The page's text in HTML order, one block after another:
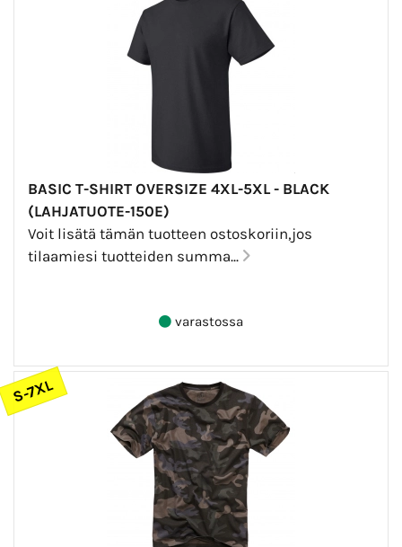
BASIC T-SHIRT OVERSIZE 4XL-5XL - BLACK
(LAHJATUOTE-150E)
Voit lisätä tämän tuotteen ostoskoriin,jos
tilaamiesi tuotteiden summa...
varastossa
S-7XL